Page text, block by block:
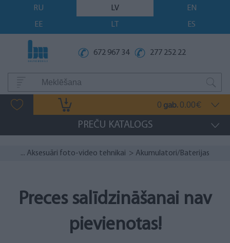
RU LV
EN
EE
LT ES
672 967 34 277 252 22
0 gab. 0.00€
PREČU KATALOGS
... Aksesuāri foto-video tehnikai > Akumulatori/Baterijas
Preces salīdzināšanai nav
pievienotas!